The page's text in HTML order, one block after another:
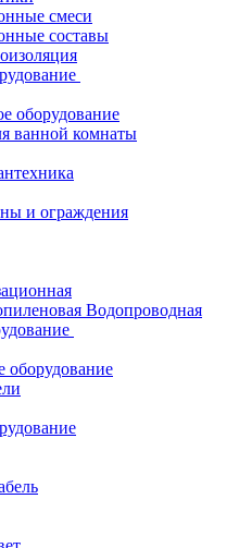
смеси
составы
оборудование
ванной комнаты
и ограждения
Водопроводная
оборудование